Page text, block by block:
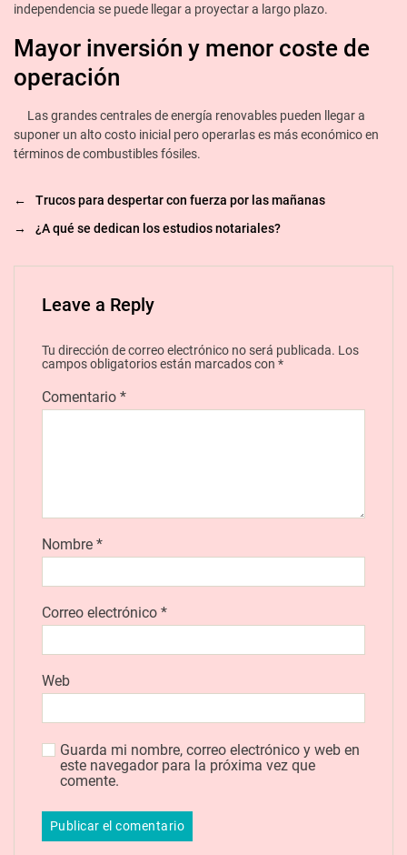
independencia se puede llegar a proyectar a largo plazo.
Mayor inversión y menor coste de
operación
Las grandes centrales de energía renovables pueden llegar a
suponer un alto costo inicial pero operarlas es más económico en
términos de combustibles fósiles.
←
Trucos para despertar con fuerza por las mañanas
→
¿A qué se dedican los estudios notariales?
Leave a Reply
Tu dirección de correo electrónico no será publicada. Los
campos obligatorios están marcados con *
Comentario *
Nombre *
Correo electrónico *
Web
Guarda mi nombre, correo electrónico y web en
este navegador para la próxima vez que
comente.